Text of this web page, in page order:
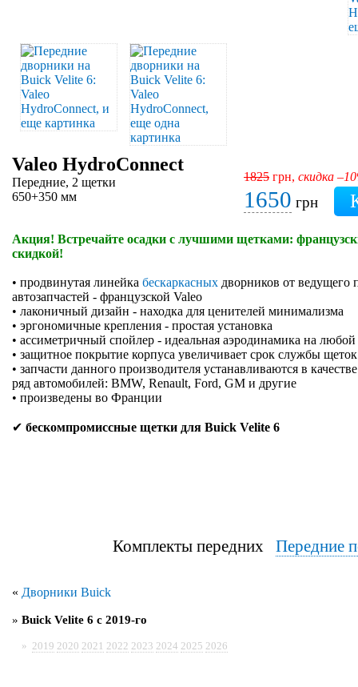
Valeo HydroConnect
Передние, 2 щетки
650+350 мм
1825 грн, скидка
1650 грн
Акция! Встречайте осадки с лучшими щетками:
скидкой!
• продвинутая линейка бескаркасных дворников от ведущего
автозапчастей - французской Valeo
• лаконичный дизайн - находка для ценителей минимализма
• эргономичные крепления - простая установка
• ассиметричный спойлер - идеальная аэродинамика на любой
• защитное покрытие корпуса увеличивает срок службы щеток
• запчасти данного производителя устанавливаются в
ряд автомобилей: BMW, Renault, Ford, GM и другие
• произведены во Франции
✔ бескомпромиссные щетки для Buick Velite 6
Комплекты передних Передние
« Дворники Buick
» Buick Velite 6 с 2019-го
» 2019 2020 2021 2022 2023 2024 2025 2026